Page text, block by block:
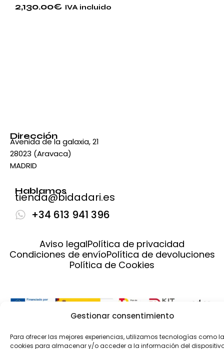
Gestionar consentimiento
Para ofrecer las mejores experiencias, utilizamos tecnologías como
cookies para almacenar y/o acceder a la información del
2,130.00€ IVA incluido
Dirección
Avenida de la galaxia, 21
28023 (Aravaca)
MADRID
Hablamos
tienda@bidadari.es
+34 613 941 396
Aviso legalPolítica de privacidad
Condiciones de envíoPolítica de devoluciones
Política de Cookies